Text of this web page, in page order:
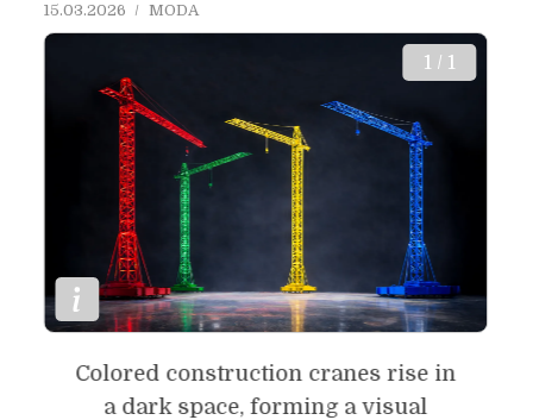
15.03.2026 MODA
1 / 1
Colored construction cranes rise in
a dark space, forming a visual